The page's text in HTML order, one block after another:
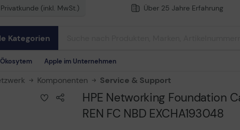
Privatkunde (inkl. MwSt.) Über 25 Jahre Erfahrung
Kategorien
Apple im Unternehmen
Komponenten Service & Support
HPE Networking Foundation
REN FC NBD EXCHA193048